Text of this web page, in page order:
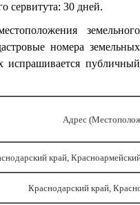
сервитута: 30 дней.
земельного
номера земельных
испрашивается публичный
Адрес
край,
Краснодарский край,